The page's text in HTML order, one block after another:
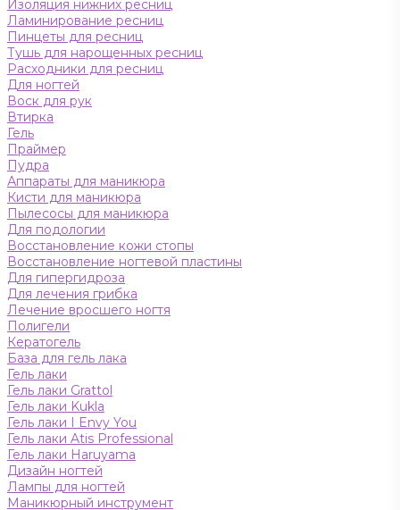
Изоляция нижних ресниц
Ламинирование ресниц
Пинцеты для ресниц
Тушь для нарощенных ресниц
Расходники для ресниц
Для ногтей
Воск для рук
Втирка
Гель
Праймер
Пудра
Аппараты для маникюра
Кисти для маникюра
Пылесосы для маникюра
Для подологии
Восстановление кожи стопы
Восстановление ногтевой пластины
Для гипергидроза
Для лечения грибка
Лечение вросшего ногтя
Полигели
Кератогель
База для гель лака
Гель лаки
Гель лаки Grattol
Гель лаки Kukla
Гель лаки I Envy You
Гель лаки Atis Professional
Гель лаки Haruyama
Дизайн ногтей
Лампы для ногтей
Маникюрный инструмент